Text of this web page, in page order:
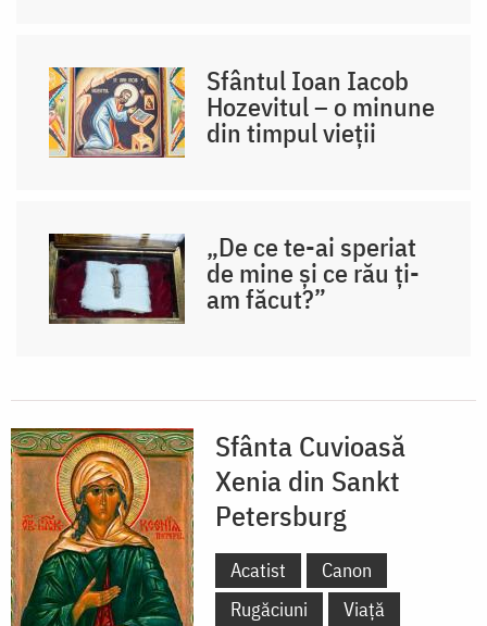
Sfântul Ioan Iacob
Hozevitul – o minune
din timpul vieții
„De ce te-ai speriat
de mine și ce rău ți-
am făcut?”
Sfânta Cuvioasă
Xenia din Sankt
Petersburg
Acatist
Canon
Rugăciuni
Viață